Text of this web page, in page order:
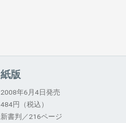
紙版
2008年6月4日発売
484円（税込）
新書判／216ページ